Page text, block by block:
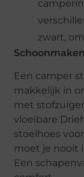
zwart,
Een camper
makkelijk in
met
vloeibare
stoelhoes
moet je nooit
Een